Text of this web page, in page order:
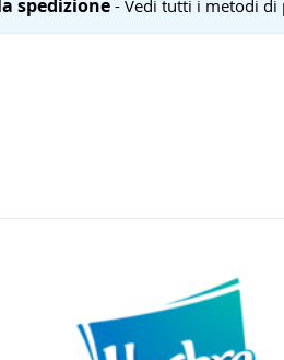
spedizione- Vedi tutti i metodi di